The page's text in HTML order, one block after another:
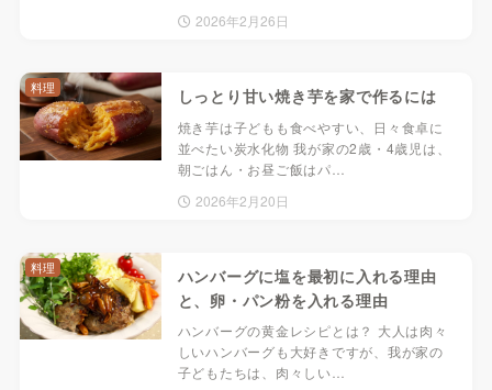
2026年2月26日
しっとり甘い焼き芋を家で作るには
焼き芋は子どもも食べやすい、日々食卓に
並べたい炭水化物 我が家の2歳・4歳児は、
朝ごはん・お昼ご飯はパ…
2026年2月20日
料理
ハンバーグに塩を最初に入れる理由
と、卵・パン粉を入れる理由
ハンバーグの黄金レシピとは？ 大人は肉々
しいハンバーグも大好きですが、我が家の
子どもたちは、肉々しい…
料理